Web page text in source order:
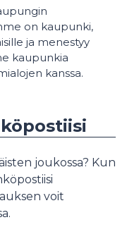
on kaupunki,
ja menestyy
kaupunkia
kanssa.
joukossa? Kun
voit